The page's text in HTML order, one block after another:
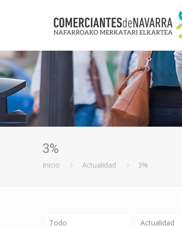
3%
Inicio Actualidad 3%
Todo Actualidad